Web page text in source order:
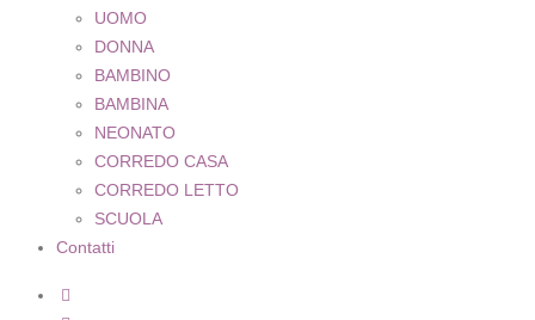
UOMO
DONNA
BAMBINO
BAMBINA
NEONATO
CORREDO CASA
CORREDO LETTO
SCUOLA
Contatti